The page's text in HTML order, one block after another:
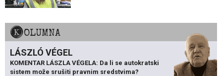
KOLUMNA
LÁSZLÓ VÉGEL
KOMENTAR LÁSZLA VÉGELA: Da li se autokratski
sistem može srušiti pravnim sredstvima?